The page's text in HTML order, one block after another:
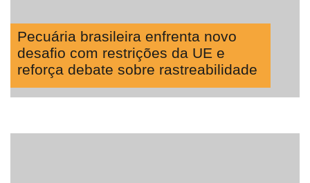
Pecuária brasileira enfrenta novo
desafio com restrições da UE e
reforça debate sobre rastreabilidade